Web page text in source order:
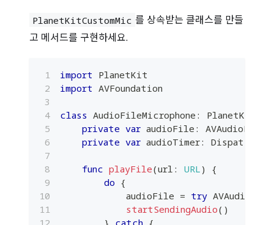
PlanetKitCustomMic 를 상속받는 클래스를 만들
고 메서드를 구현하세요.
import PlanetKit
import AVFoundation
class AudioFileMicrophone :
private var audioFile : AVAudioFile
private var audioTimer:
func playFile(url : URL)
{
do {
            audioFile
= try AVAudioFile
startSendingAudio( )
} catch {